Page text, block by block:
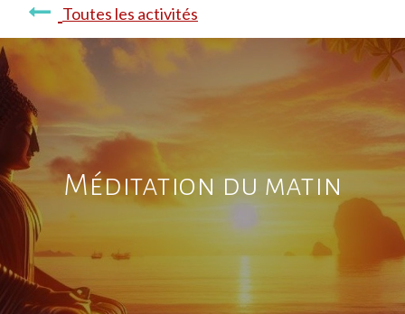
Toutes les activités
Méditation du matin